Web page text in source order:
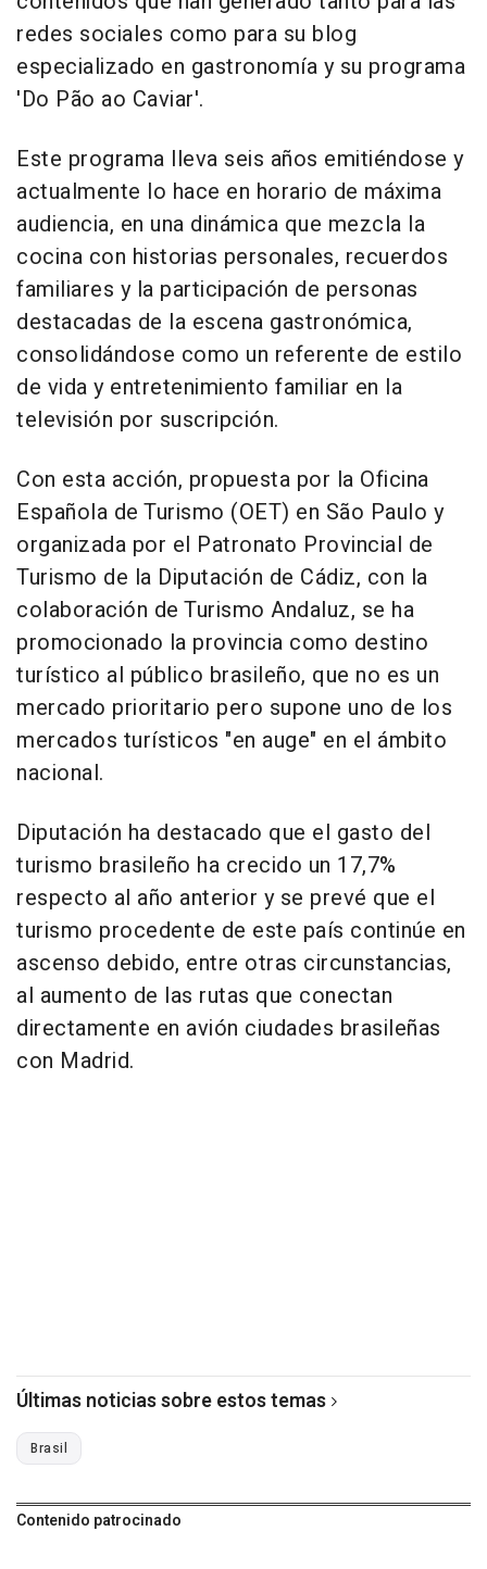
redes sociales como para su blog
especializado en gastronomía y su programa
'Do Pão ao Caviar'.
Este programa lleva seis años emitiéndose y
actualmente lo hace en horario de máxima
audiencia, en una dinámica que mezcla la
cocina con historias personales, recuerdos
familiares y la participación de personas
destacadas de la escena gastronómica,
consolidándose como un referente de estilo
de vida y entretenimiento familiar en la
televisión por suscripción.
Con esta acción, propuesta por la Oficina
Española de Turismo (OET) en São Paulo y
organizada por el Patronato Provincial de
Turismo de la Diputación de Cádiz, con la
colaboración de Turismo Andaluz, se ha
promocionado la provincia como destino
turístico al público brasileño, que no es un
mercado prioritario pero supone uno de los
mercados turísticos "en auge" en el ámbito
nacional.
Diputación ha destacado que el gasto del
turismo brasileño ha crecido un 17,7%
respecto al año anterior y se prevé que el
turismo procedente de este país continúe en
ascenso debido, entre otras circunstancias,
al aumento de las rutas que conectan
directamente en avión ciudades brasileñas
con Madrid.
Últimas noticias sobre estos temas
Brasil
Contenido patrocinado